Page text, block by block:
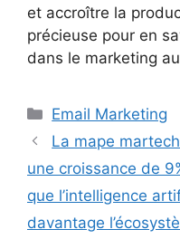
et accroître la
précieuse pour en
dans le marketing
Catégories
Email Marketing
La mape
une croissance de
que l’intelligence
davantage